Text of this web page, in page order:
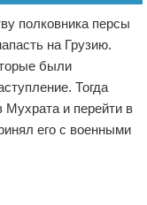
полковника персы
на Грузию.
были
Тогда
Мухрата и перейти в
его с военными